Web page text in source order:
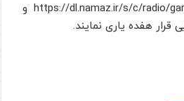
شنوندگان محترم می توانند با ارسال نظرات، انتقاداتhttps://dl.namaz.ir/s/c/radio/garar-hefdah/208.mp3 و
قرار هفده یاری نمایند.